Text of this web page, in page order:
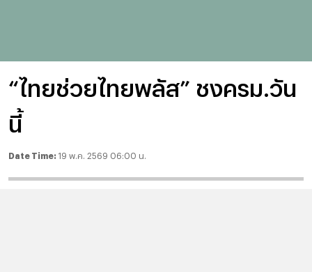
“ไทยช่วยไทยพลัส” ชงครม.วัน
นี้
Date Time: 19 พ.ค. 2569 06:00 น.